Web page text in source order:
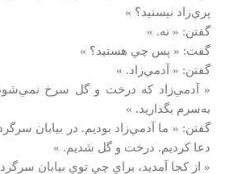
پري‌زاد نيستيد؟ »
گفتن: « نه. »
گفت: « پس چي هستيد؟ »
گفتن: « آدمي‌زاد. »
« آدمي‌زاد كه درخت و گل سرخ
به‌سرم بگذاريد. »
گفتن: « ما آدمي‌زاد بوديم. در بيابان
دعا كرديم. درخت و گل شديم. »
« از كجا آمديد، براي چي توي بيابان